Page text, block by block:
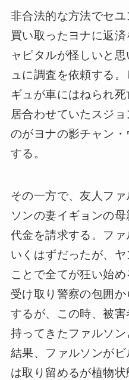
非合法的な方法でセ
買い取ったヨナに返
ャピタルが怪しいと
ュに調査を依頼する
ギュが車にはねられ
居合わせていたスジ
のがヨナの影チャン
する。
その一方で、友人フ
ソンの妻イギョンの
代金を請求する。ファ
いくはずだったが、
ことで全てが狂い始
受け取り警察の包囲
するが、この時、被
持ってきたファルソン
結果、ファルソンが
は取り留めるが植物状